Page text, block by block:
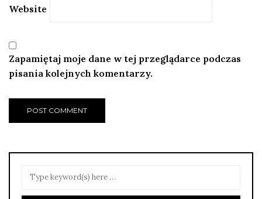
Website
Zapamiętaj moje dane w tej przeglądarce podczas
pisania kolejnych komentarzy.